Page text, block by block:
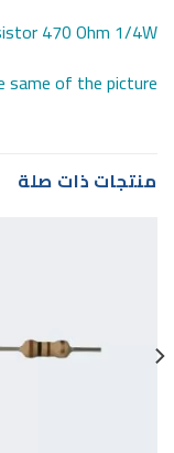
470 Ohm 1/4W
of the picture
منتجات ذات صلة